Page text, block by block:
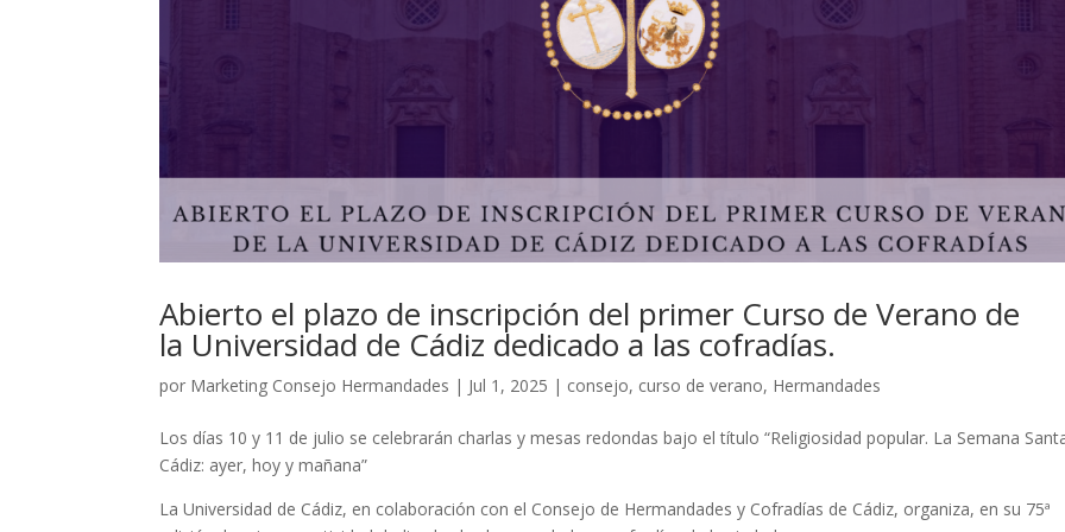
Abierto el plazo de inscripción del primer Curso de Verano de
la Universidad de Cádiz dedicado a las cofradías.
por Marketing Consejo Hermandades | Jul 1, 2025 | consejo, curso de verano, Hermandades
Los días 10 y 11 de julio se celebrarán charlas y mesas redondas bajo el título “Religiosidad popular. La Semana
Cádiz: ayer, hoy y mañana”
La Universidad de Cádiz, en colaboración con el Consejo de Hermandades y Cofradías de Cádiz, organiza, en su 75ª